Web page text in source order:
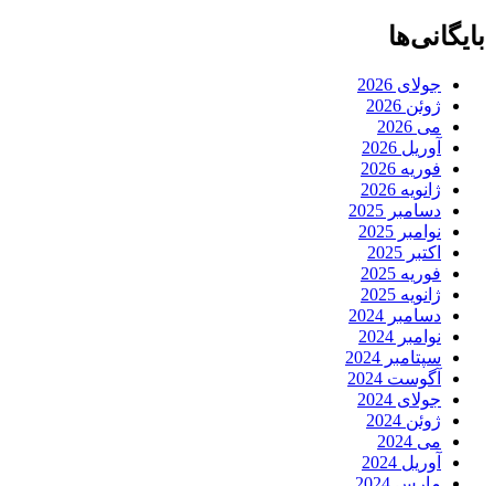
بایگانی‌ها
جولای 2026
ژوئن 2026
می 2026
آوریل 2026
فوریه 2026
ژانویه 2026
دسامبر 2025
نوامبر 2025
اکتبر 2025
فوریه 2025
ژانویه 2025
دسامبر 2024
نوامبر 2024
سپتامبر 2024
آگوست 2024
جولای 2024
ژوئن 2024
می 2024
آوریل 2024